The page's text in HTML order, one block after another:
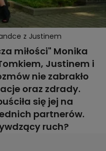
z Justinem
miłości" Monika
Justinem i
nie zabrakło
oraz zdrady.
się jej na
partnerów.
ruch?